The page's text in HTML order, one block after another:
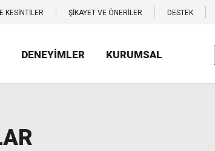
KESİNTİLER ŞİKAYET VE ÖNERİLER DESTEK
DENEYİMLER KURUMSAL